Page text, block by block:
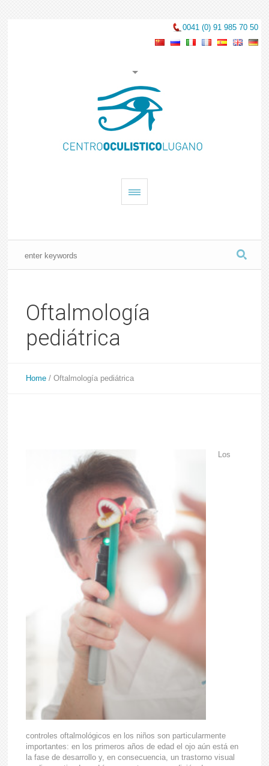
0041 (0) 91 985 70 50
Oftalmología
pediátrica
Home /Oftalmología pediátrica
Los
controles oftalmológicos en los niños son particularmente
importantes: en los primeros años de edad el ojo aún está en
la fase de desarrollo y, en consecuencia, un trastorno visual